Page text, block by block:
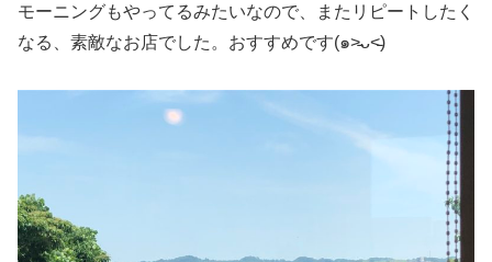
モーニングもやってるみたいなので、またリピートしたく
なる、素敵なお店でした。おすすめです(๑˃̵ᴗ˂̵)